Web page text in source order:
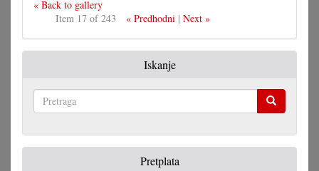
« Back to gallery
Item 17 of 243
« Predhodni| Next »
Iskanje
Pretplata